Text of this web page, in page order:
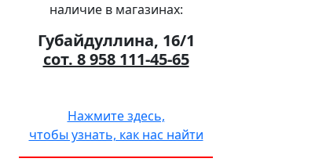
наличие в магазинах:
Губайдуллина, 16/1
сот. 8 958 111-45-65
Нажмите здесь,
чтобы узнать, как нас найти